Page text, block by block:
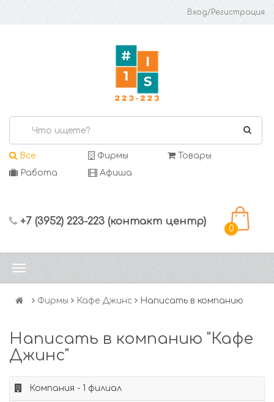
Вход/Регистрация
Все Фирмы
Товары
Работа
Афиша
+7 (3952) 223-223 (контакт центр)
0
Фирмы Кафе Джинс Написать в компанию
Написать в компанию "Кафе
Джинс"
Компания - 1 филиал